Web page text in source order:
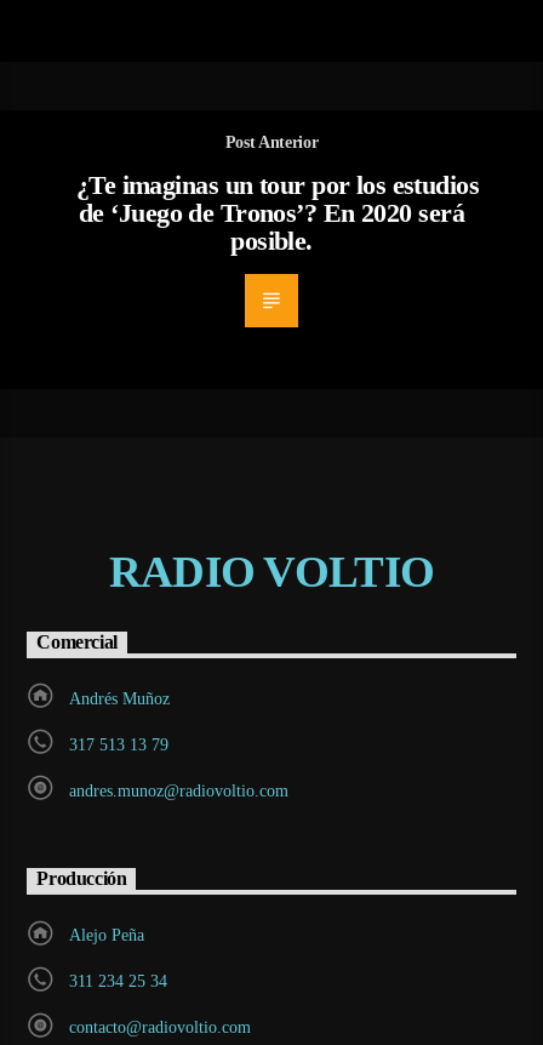
Post Anterior
¿Te imaginas un tour por los estudios
de ‘Juego de Tronos’? En 2020 será
posible.
RADIO VOLTIO
Comercial
Andrés Muñoz
317 513 13 79
andres.munoz@radiovoltio.com
Producción
Alejo Peña
311 234 25 34
contacto@radiovoltio.com